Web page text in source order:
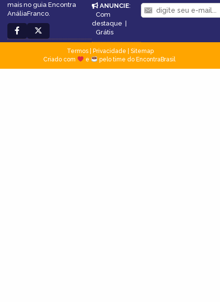
mais no guia Encontra
AnáliaFranco.
ANUNCIE:
Com
destaque |
Grátis
Termos| Privacidade
Sitemap
Criado com
e pelo time do EncontraBrasil